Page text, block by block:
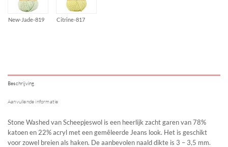
New-Jade-819 Citrine-817
Beschrijving
Aanvullende informatie
Stone Washed van Scheepjeswol is een heerlijk zacht garen van 78%
katoen en 22% acryl met een gemêleerde Jeans look. Het is geschikt
voor zowel breien als haken. De aanbevolen naald dikte is 3 – 3,5 mm.